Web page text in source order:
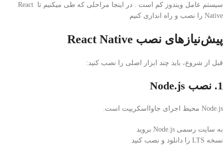
سیستم عامل ویندوز کم است . در اینجا مراحلی که طی میکنیم تا React
Native را نصب و راه اندازی کنیم
پیش‌نیازهای نصب React Native
قبل از شروع، باید چند ابزار اصلی را نصب کنید:
1. نصب Node.js
Node.js محیط اجرای جاوااسکریپت است.
به سایت رسمی Node.js بروید
نسخه LTS را دانلود و نصب کنید